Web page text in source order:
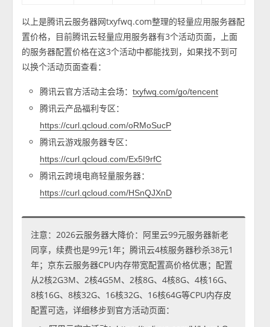
以上是腾讯云服务器网txyfwq.com整理的轻量应用服务器配
置价格，目前腾讯云轻量应用服务器有3个活动页面，上面
的服务器配置价格在这3个活动中都能找到，如果找不到可
以换个活动页面查看：
腾讯云官方活动主会场：txyfwq.com/go/tencent
腾讯云产品福利专区：
https://curl.qcloud.com/oRMoSucP
腾讯云游戏服务器专区：
https://curl.qcloud.com/Ex5I9rfC
腾讯云跨境电商轻量服务器：
https://curl.qcloud.com/HSnQJXnD
注意：2026云服务器大降价：阿里云99元服务器新老
同享，续费也是99元1年；腾讯云4核服务器秒杀38元1
年；京东云服务器CPU内存带宽配置高价格优惠；配置
从2核2G3M、2核4G5M、2核8G、4核8G、4核16G、
8核16G、8核32G、16核32G、16核64G等CPU内存皮
配置可选，详细移步到官方活动页面：